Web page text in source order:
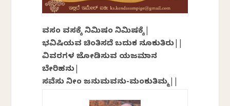
ದಿವಸದಿಂ ದಿವಸಕ್ಕೆ ನಿಮಿಷದಿಂ ನಿಮಿಷಕ್ಕೆ|
ಭವಿಷಿಯವ ಚಿಂತಿಸದೆ ಬದುಕ ನೂಕುತಿರು||
ವಿವರಗಳ ಜೋಡಿಸುವ ಯಜಮಾನ
ಬೇರಿಹನು|
ಸವೆಸು ನೀಂ ಜನುಮವನು-ಮಂಕುತಿಮ್ಮ||